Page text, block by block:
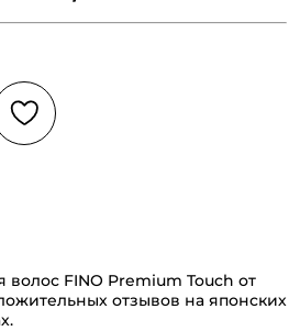
волос FINO Premium Touch от
отзывов на японских